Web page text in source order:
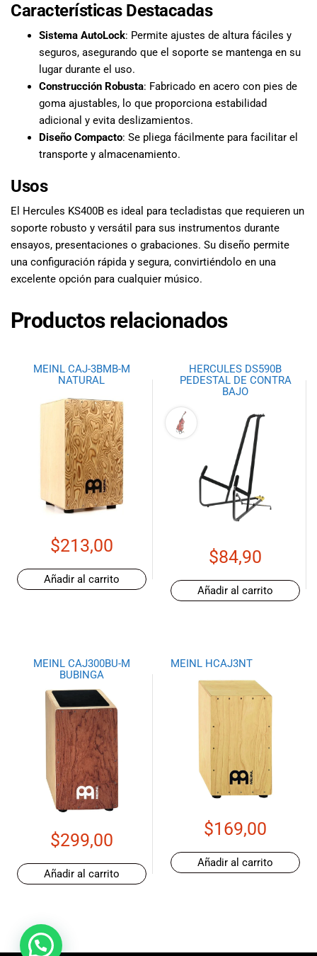
Características Destacadas
Sistema AutoLock: Permite ajustes de altura fáciles y
seguros, asegurando que el soporte se mantenga en su
lugar durante el uso.
Construcción Robusta: Fabricado en acero con pies de
goma ajustables, lo que proporciona estabilidad
adicional y evita deslizamientos.
Diseño Compacto: Se pliega fácilmente para facilitar el
transporte y almacenamiento.
Usos
El Hercules KS400B es ideal para tecladistas que requieren un
soporte robusto y versátil para sus instrumentos durante
ensayos, presentaciones o grabaciones. Su diseño permite
una configuración rápida y segura, convirtiéndolo en una
excelente opción para cualquier músico.
Productos relacionados
MEINL CAJ-3BMB-M
NATURAL
$213,00
Añadir al carrito
HERCULES DS590B
PEDESTAL DE CONTRA
BAJO
$84,90
Añadir al carrito
MEINL CAJ300BU-M
BUBINGA
$299,00
Añadir al carrito
MEINL HCAJ3NT
$169,00
Añadir al carrito